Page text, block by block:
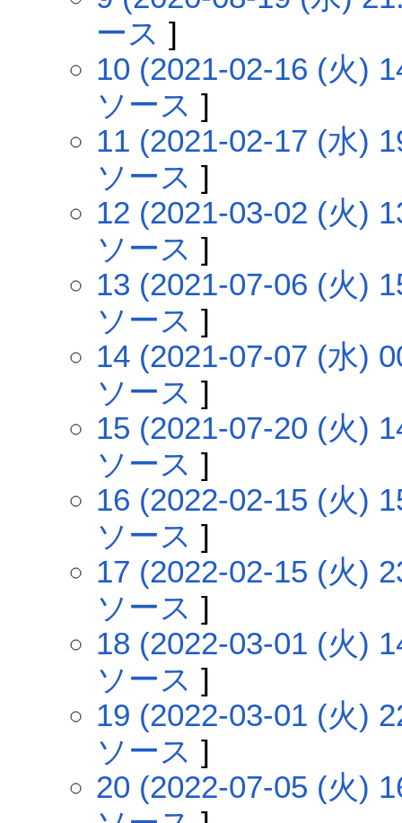
ース ]
10 (2021-02-16 (火)
ソース ]
11 (2021-02-17 (水)
ソース ]
12 (2021-03-02 (火)
ソース ]
13 (2021-07-06 (火)
ソース ]
14 (2021-07-07 (水)
ソース ]
15 (2021-07-20 (火)
ソース ]
16 (2022-02-15 (火)
ソース ]
17 (2022-02-15 (火)
ソース ]
18 (2022-03-01 (火)
ソース ]
19 (2022-03-01 (火)
ソース ]
20 (2022-07-05 (火)